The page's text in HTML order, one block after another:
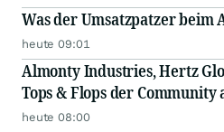
Was der Umsatzpatzer beim
heute 09:01
Almonty Industries, Hertz
Tops & Flops der Community
heute 08:00